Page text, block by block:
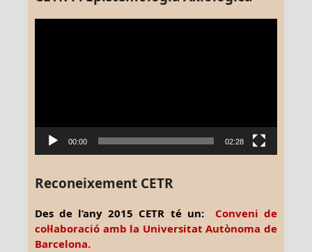
00:00 02:28
Reconeixement CETR
Des de l’any 2015 CETR té un: Conveni de
col·laboració amb la Universitat Autònoma de
Barcelona.